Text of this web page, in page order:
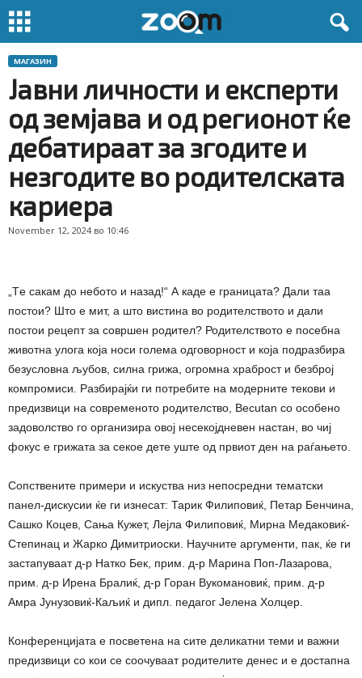
МАГАЗИН
Јавни личности и експерти
од земјава и од регионот ќе
дебатираат за згодите и
незгодите во родителската
кариера
November 12, 2024 во 10:46
„Tе сакам до небото и назад!“ А каде е границата? Дали таа
постои? Што е мит, а што вистина во родителството и дали
постои рецепт за совршен родител? Родителството е посебна
животна улога која носи голема одговорност и која подразбира
безусловна љубов, силна грижа, огромна храброст и безброј
компромиси. Разбирајќи ги потребите на модерните текови и
предизвици на современото родителство, Becutan со особено
задоволство го организира овој несекојдневен настан, во чиј
фокус е грижата за секое дете уште од првиот ден на раѓањето.
Сопствените примери и искуства низ непосредни тематски
панел-дискусии ќе ги изнесат: Тарик Филиповиќ, Петар Бенчина,
Сашко Коцев, Сања Кужет, Лејла Филиповиќ, Мирна Медаковиќ-
Степинац и Жарко Димитриоски. Научните аргументи, пак, ќе ги
застапуваат д-р Натко Бек, прим. д-р Марина Поп-Лазарова,
прим. д-р Ирена Бралиќ, д-р Горан Вукомановиќ, прим. д-р
Амра Јунузовиќ-Каљиќ и дипл. педагог Јелена Холцер.
Конференцијата е посветена на сите деликатни теми и важни
предизвици со кои се соочуваат родителите денес и е достапна